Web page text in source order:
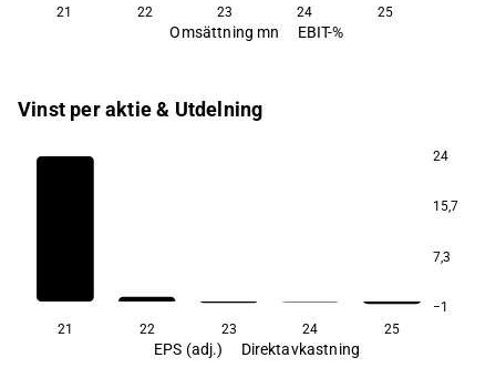
21 22 23 24 25
Omsättning mn EBIT-%
Vinst per aktie & Utdelning
24
15,7
7,3
−1
21
22 23 24 25
EPS (adj.) Direktavkastning